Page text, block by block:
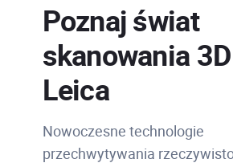
Poznaj świat
skanowania
Leica
Nowoczesne technologie
przechwytywania